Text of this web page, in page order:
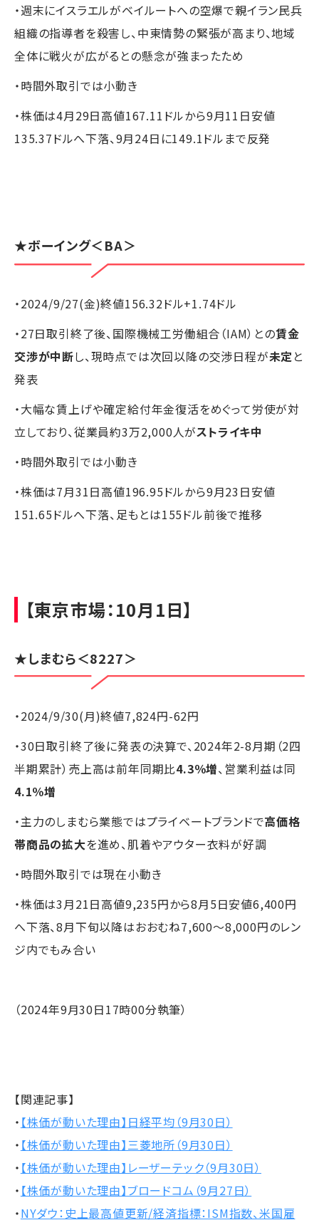
・週末にイスラエルがベイルートへの空爆で親イラン民兵
組織の指導者を殺害し、中東情勢の緊張が高まり、地域
全体に戦火が広がるとの懸念が強まったため
・時間外取引では小動き
・株価は4月29日高値167.11ドルから9月11日安値
135.37ドルへ下落、9月24日に149.1ドルまで反発
★ボーイング＜BA＞
・2024/9/27(金)終値156.32ドル+1.74ドル
・27日取引終了後、国際機械工労働組合（IAM）との賃金
交渉が中断し、現時点では次回以降の交渉日程が未定 と
発表
・大幅な賃上げや確定給付年金復活をめぐって労使が対
立しており、従業員約3万2,000人がストライキ中
・時間外取引では小動き
・株価は7月31日高値196.95ドルから9月23日安値
151.65ドルへ下落、足もとは155ドル前後で推移
【東京市場：10月1日】
★しまむら＜8227＞
・2024/9/30(月)終値7,824円-62円
・30日取引終了後に発表の決算で、2024年2-8月期（2四
半期累計）売上高は前年同期比4.3％増、営業利益は同
4.1％増
・主力のしまむら業態ではプライベートブランドで高価格
帯商品の拡大を進め、肌着やアウター衣料が好調
・時間外取引では現在小動き
・株価は3月21日高値9,235円から8月5日安値6,400円
へ下落、8月下旬以降はおおむね7,600～8,000円のレン
ジ内でもみ合い
（2024年9月30日17時00分執筆）
【関連記事】
・ 【株価が動いた理由】日経平均（9月30日）
・ 【株価が動いた理由】三菱地所（9月30日）
・ 【株価が動いた理由】レーザーテック（9月30日）
・ 【株価が動いた理由】ブロードコム（9月27日）
・NYダウ：史上最高値更新/経済指標：ISM指数、米国雇